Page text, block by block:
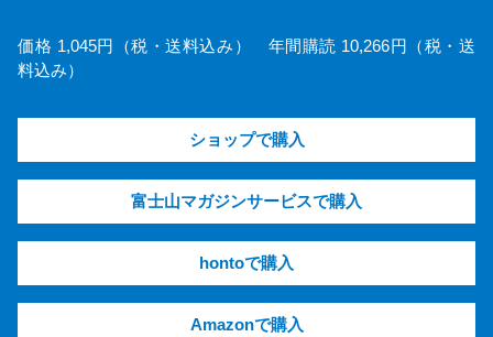
価格 1,045円（税・送料込み） 年間購読 10,266円（税・送
料込み）
ショップで購入
富士山マガジンサービスで購入
hontoで購入
Amazonで購入